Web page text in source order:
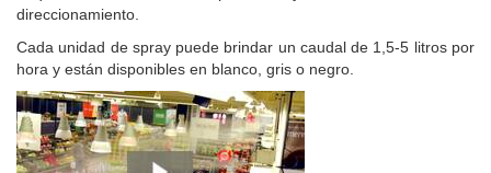
direccionamiento.
Cada unidad de spray puede brindar un caudal de 1,5-5 litros por
hora y están disponibles en blanco, gris o negro.